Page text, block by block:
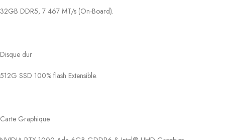
32GB DDR5, 7 467 MT/s (On-Board).
Disque dur
512G SSD 100% flash Extensible.
Carte Graphique